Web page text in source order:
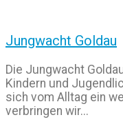
Jungwacht Goldau
Die Jungwacht
Kindern und
sich vom Alltag ein
verbringen wir...